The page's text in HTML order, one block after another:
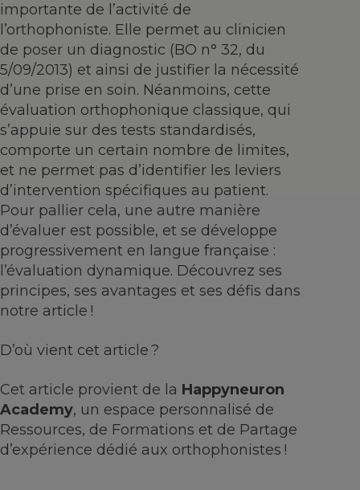
importante de l’activité de
l’orthophoniste. Elle permet au clinicien
de poser un diagnostic (BO n° 32, du
5/09/2013) et ainsi de justifier la nécessité
d’une prise en soin. Néanmoins, cette
évaluation orthophonique classique, qui
s’appuie sur des tests standardisés,
comporte un certain nombre de limites,
et ne permet pas d’identifier les leviers
d’intervention spécifiques au patient.
Pour pallier cela, une autre manière
d’évaluer est possible, et se développe
progressivement en langue française :
l’évaluation dynamique. Découvrez ses
principes, ses avantages et ses défis dans
notre article !
D’où vient cet article ?
Cet article provient de la Happyneuron
Academy, un espace personnalisé de
Ressources, de Formations et de Partage
d’expérience dédié aux orthophonistes !